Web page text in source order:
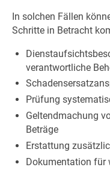
In solchen Fällen
Schritte in Betracht
verantwortliche
Prüfung
Geltendmachung
Beträge
Erstattung
Dokumentation für